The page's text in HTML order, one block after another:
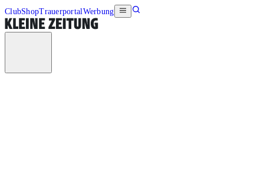
ClubShopTrauerportalWerbung